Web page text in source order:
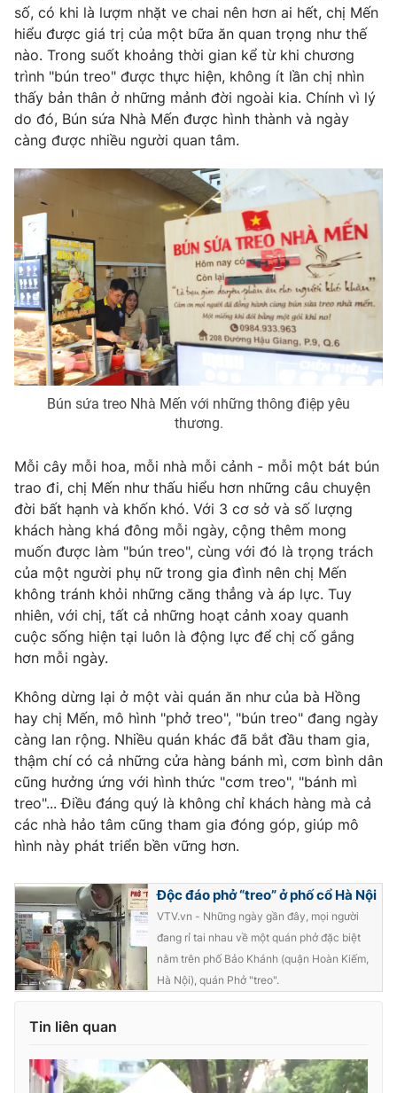
số, có khi là lượm nhặt ve chai nên hơn ai hết, chị Mến
hiểu được giá trị của một bữa ăn quan trọng như thế
nào. Trong suốt khoảng thời gian kể từ khi chương
trình "bún treo" được thực hiện, không ít lần chị nhìn
thấy bản thân ở những mảnh đời ngoài kia. Chính vì lý
do đó, Bún sứa Nhà Mến được hình thành và ngày
càng được nhiều người quan tâm.
Bún sứa treo Nhà Mến với những thông điệp yêu
thương.
Mỗi cây mỗi hoa, mỗi nhà mỗi cảnh - mỗi một bát bún
trao đi, chị Mến như thấu hiểu hơn những câu chuyện
đời bất hạnh và khốn khó. Với 3 cơ sở và số lượng
khách hàng khá đông mỗi ngày, cộng thêm mong
muốn được làm "bún treo", cùng với đó là trọng trách
của một người phụ nữ trong gia đình nên chị Mến
không tránh khỏi những căng thẳng và áp lực. Tuy
nhiên, với chị, tất cả những hoạt cảnh xoay quanh
cuộc sống hiện tại luôn là động lực để chị cố gắng
hơn mỗi ngày.
Không dừng lại ở một vài quán ăn như của bà Hồng
hay chị Mến, mô hình "phở treo", "bún treo" đang ngày
càng lan rộng. Nhiều quán khác đã bắt đầu tham gia,
thậm chí có cả những cửa hàng bánh mì, cơm bình dân
cũng hưởng ứng với hình thức "cơm treo", "bánh mì
treo"... Điều đáng quý là không chỉ khách hàng mà cả
các nhà hảo tâm cũng tham gia đóng góp, giúp mô
hình này phát triển bền vững hơn.
Độc đáo phở “treo” ở phố cổ Hà Nội
VTV.vn - Những ngày gần đây, mọi người
đang rỉ tai nhau về một quán phở đặc biệt
nằm trên phố Bảo Khánh (quận Hoàn Kiếm,
Hà Nội), quán Phở "treo".
Tin liên quan